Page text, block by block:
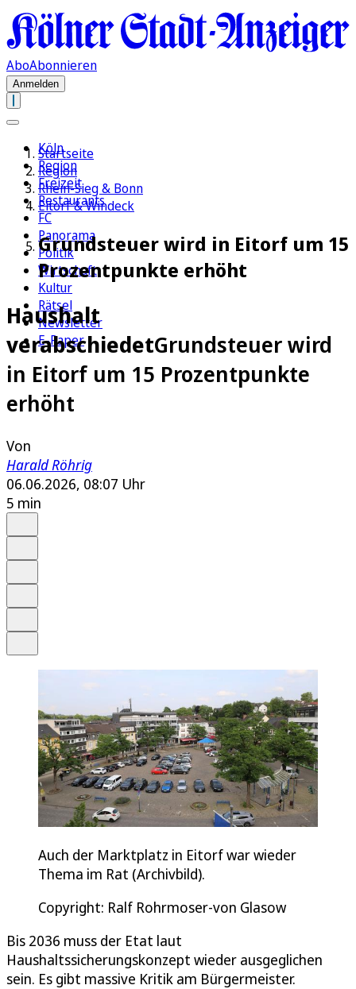
AboAbonnieren
Anmelden
Köln
Region
Freizeit
Restaurants
FC
Panorama
Politik
Wirtschaft
Kultur
Rätsel
Newsletter
E-Paper
Startseite
Region
Rhein-Sieg & Bonn
Eitorf & Windeck
Grundsteuer wird in Eitorf um 15
Prozentpunkte erhöht
Haushalt
verabschiedetGrundsteuer wird
in Eitorf um 15 Prozentpunkte
erhöht
Von
Harald Röhrig
06.06.2026, 08:07 Uhr
5 min
Auch der Marktplatz in Eitorf war wieder
Thema im Rat (Archivbild).
Copyright: Ralf Rohrmoser-von Glasow
Bis 2036 muss der Etat laut
Haushaltssicherungskonzept wieder ausgeglichen
sein. Es gibt massive Kritik am Bürgermeister.